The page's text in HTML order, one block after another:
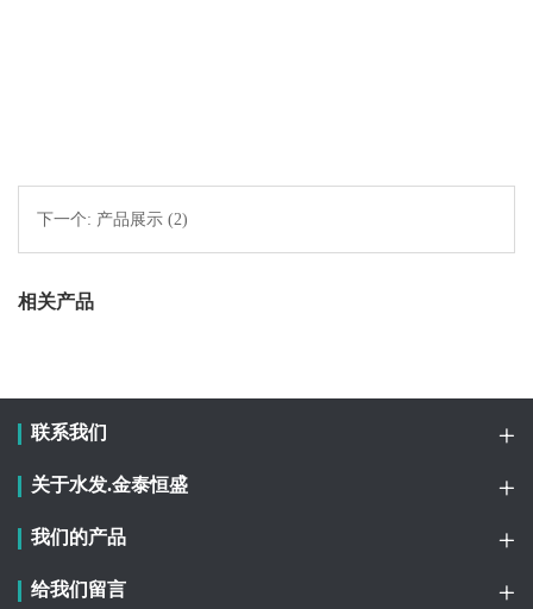
下一个: 产品展示 (2)
相关产品
联系我们
关于水发.金泰恒盛
我们的产品
给我们留言